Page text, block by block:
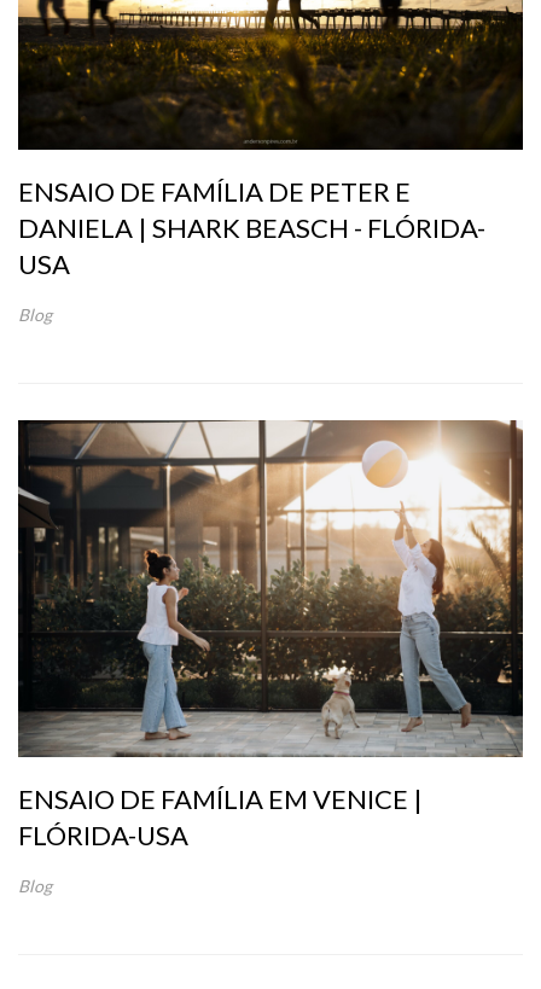
ENSAIO DE FAMÍLIA DE PETER E
DANIELA | SHARK BEASCH - FLÓRIDA-
USA
Blog
ENSAIO DE FAMÍLIA EM VENICE |
FLÓRIDA-USA
Blog